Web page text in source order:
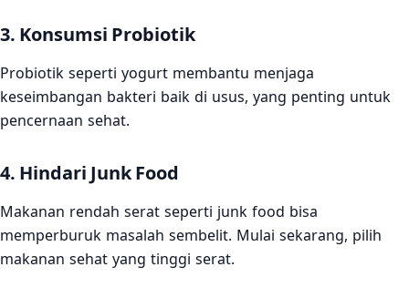
3. Konsumsi Probiotik
Probiotik seperti yogurt membantu menjaga
keseimbangan bakteri baik di usus, yang penting untuk
pencernaan sehat.
4. Hindari Junk Food
Makanan rendah serat seperti junk food bisa
memperburuk masalah sembelit. Mulai sekarang, pilih
makanan sehat yang tinggi serat.